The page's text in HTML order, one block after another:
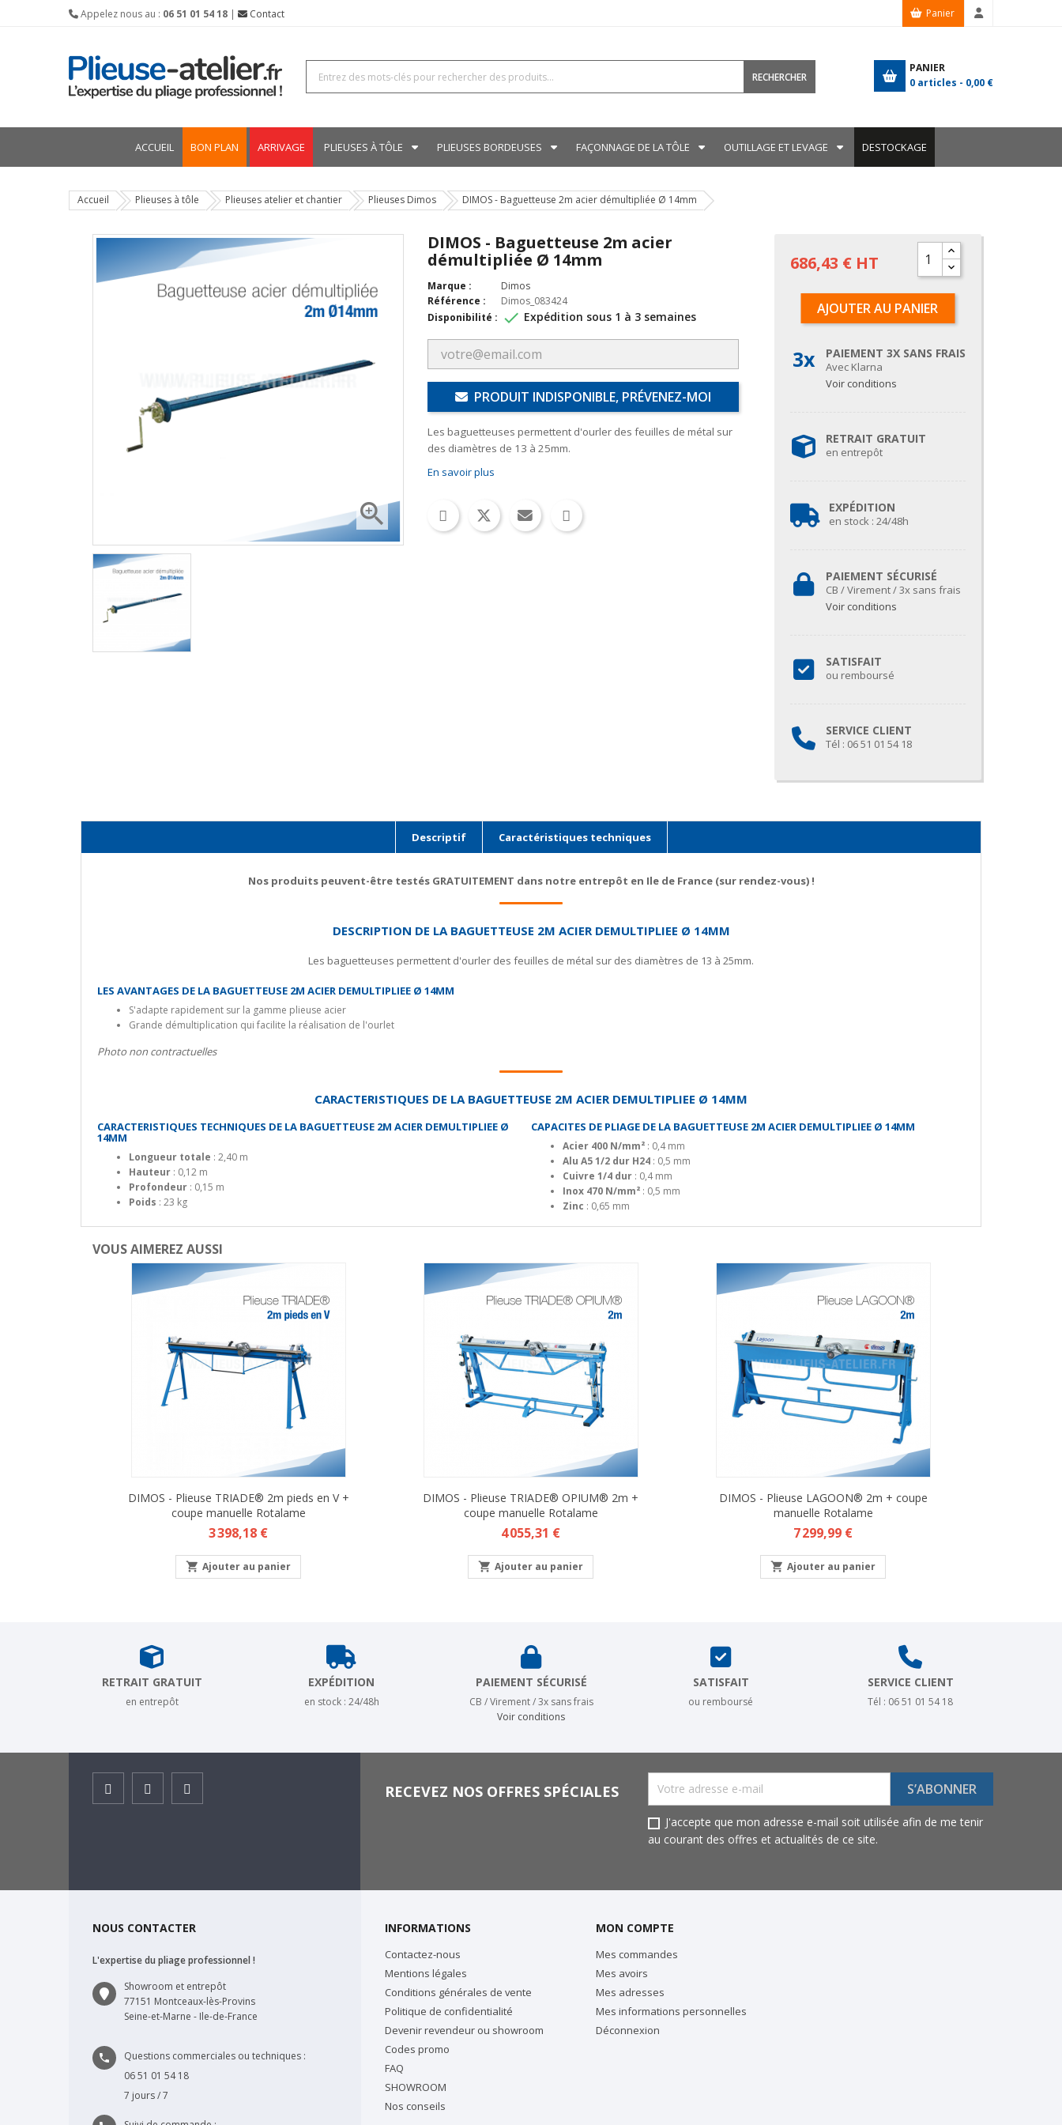
Appelez nous au : 06 51 01 54 18 | Contact Panier
RECHERCHER
PANIER
0 articles - 0,00 €
ACCUEIL BON PLAN ARRIVAGE PLIEUSES À TÔLE PLIEUSES BORDEUSES FAÇONNAGE DE LA TÔLE OUTILLAGE ET LEVAGE DESTOCKAGE
Accueil Plieuses à tôle Plieuses atelier et chantier Plieuses Dimos DIMOS - Baguetteuse 2m acier démultipliée Ø 14mm

DIMOS - Baguetteuse 2m acier
démultipliée Ø 14mm
Marque :
Dimos
Référence :
Dimos_083424
Disponibilité :  Expédition sous 1 à 3 semaines
PRODUIT INDISPONIBLE, PRÉVENEZ-MOI
Les baguetteuses permettent d'ourler des feuilles de métal sur
des diamètres de 13 à 25mm.
En savoir plus
686,43 € HT
AJOUTER AU PANIER
3x PAIEMENT 3X SANS FRAIS
Avec Klarna
Voir conditions
RETRAIT GRATUIT
en entrepôt
EXPÉDITION
en stock : 24/48h
PAIEMENT SÉCURISÉ
CB / Virement / 3x sans frais
Voir conditions
SATISFAIT
ou remboursé
SERVICE CLIENT
Tél : 06 51 01 54 18
Descriptif Caractéristiques techniques
Nos produits peuvent-être testés GRATUITEMENT dans notre entrepôt en Ile de France (sur rendez-vous) !
DESCRIPTION DE LA BAGUETTEUSE 2M ACIER DEMULTIPLIEE Ø 14MM
Les baguetteuses permettent d'ourler des feuilles de métal sur des diamètres de 13 à 25mm.
LES AVANTAGES DE LA BAGUETTEUSE 2M ACIER DEMULTIPLIEE Ø 14MM
S'adapte rapidement sur la gamme plieuse acier
Grande démultiplication qui facilite la réalisation de l'ourlet
Photo non contractuelles
CARACTERISTIQUES DE LA BAGUETTEUSE 2M ACIER DEMULTIPLIEE Ø 14MM
CARACTERISTIQUES TECHNIQUES DE LA BAGUETTEUSE 2M ACIER DEMULTIPLIEE Ø
14MM
Longueur totale : 2,40 m
Hauteur : 0,12 m
Profondeur : 0,15 m
Poids : 23 kg
CAPACITES DE PLIAGE DE LA BAGUETTEUSE 2M ACIER DEMULTIPLIEE Ø 14MM
Acier 400 N/mm² : 0,4 mm
Alu A5 1/2 dur H24 : 0,5 mm
Cuivre 1/4 dur : 0,4 mm
Inox 470 N/mm² : 0,5 mm
Zinc : 0,65 mm
VOUS AIMEREZ AUSSI
DIMOS - Plieuse TRIADE® 2m pieds en V +
coupe manuelle Rotalame
Prix
3 398,18 €
 Ajouter au panier
DIMOS - Plieuse TRIADE® OPIUM® 2m +
coupe manuelle Rotalame
Prix
4 055,31 €
 Ajouter au panier
DIMOS - Plieuse LAGOON® 2m + coupe
manuelle Rotalame
Prix
7 299,99 €
 Ajouter au panier
RETRAIT GRATUIT
en entrepôt
EXPÉDITION
en stock : 24/48h
PAIEMENT SÉCURISÉ
CB / Virement / 3x sans frais
Voir conditions
SATISFAIT
ou remboursé
SERVICE CLIENT
Tél : 06 51 01 54 18
RECEVEZ NOS OFFRES SPÉCIALES
J'accepte que mon adresse e-mail soit utilisée afin de me tenir
au courant des offres et actualités de ce site.
NOUS CONTACTER
L'expertise du pliage professionnel !
Showroom et entrepôt
77151 Montceaux-lès-Provins
Seine-et-Marne - Ile-de-France

Questions commerciales ou techniques :
06 51 01 54 18
7 jours / 7
INFORMATIONS
Contactez-nous
Mentions légales
Conditions générales de vente
Politique de confidentialité
Devenir revendeur ou showroom
Codes promo
FAQ
SHOWROOM
Nos conseils
MON COMPTE
Mes commandes
Mes avoirs
Mes adresses
Mes informations personnelles
Déconnexion